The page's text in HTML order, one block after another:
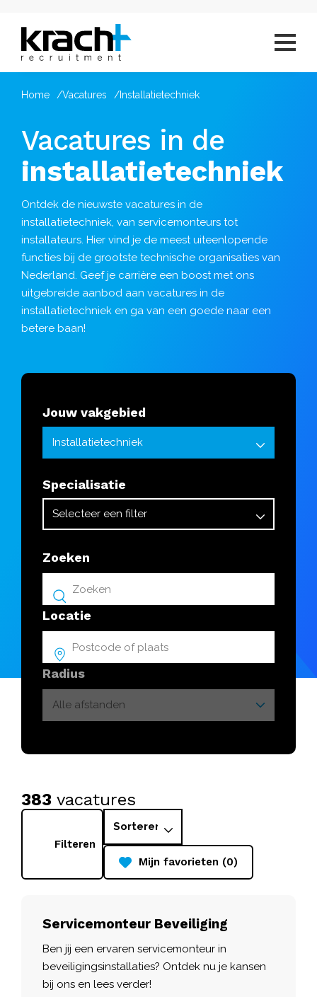
Home Vacatures Installatietechniek
Vacatures in de
installatietechniek
Ontdek de nieuwste vacatures in de
installatietechniek, van servicemonteurs tot
installateurs. Hier vind je de meest uiteenlopende
functies bij de grootste technische organisaties van
Nederland. Geef je carrière een boost met ons
uitgebreide aanbod aan vacatures in de
installatietechniek en ga van een goede naar een
betere baan!
Jouw vakgebied
Specialisatie
Zoeken
Locatie
Radius
383 vacatures
Filteren
Mijn favorieten (0)
Servicemonteur Beveiliging
Ben jij een ervaren servicemonteur in
beveiligingsinstallaties? Ontdek nu je kansen
bij ons en lees verder!